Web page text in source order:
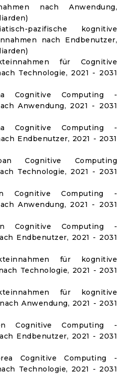
nach Anwendung,
pazifische kognitive
nach Endbenutzer,
für Cognitive
Technologie, 2021 - 2031
Cognitive Computing -
Anwendung, 2021 - 2031
Cognitive Computing -
Endbenutzer, 2021 - 2031
Cognitive Computing
Technologie, 2021 - 2031
Cognitive Computing -
Anwendung, 2021 - 2031
Cognitive Computing -
Endbenutzer, 2021 - 2031
für kognitive
Technologie, 2021 - 2031
für kognitive
Anwendung, 2021 - 2031
Cognitive Computing -
Endbenutzer, 2021 - 2031
Cognitive Computing -
Technologie, 2021 - 2031